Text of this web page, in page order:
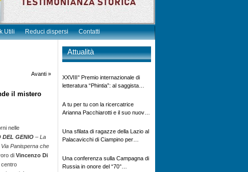
Utili Reduci dispersi Contatti
Avanti »
il mistero
nelle
DEL GENIO – La
Panisperna che
di Vincenzo Di
centro
Attualità
XXVIII° Premio internazionale di
letteratura “Phintia”: al saggista
classificato generale – il diploma di
elogio e benemerenza per l’opera
A tu per tu con la ricercatrice
Arianna Pacchiarotti e il suo nuovo
Una sfilata di ragazze della Lazio al
Palacavicchi di Ciampino per
Una conferenza sulla Campagna di
Russia in onore del “70°